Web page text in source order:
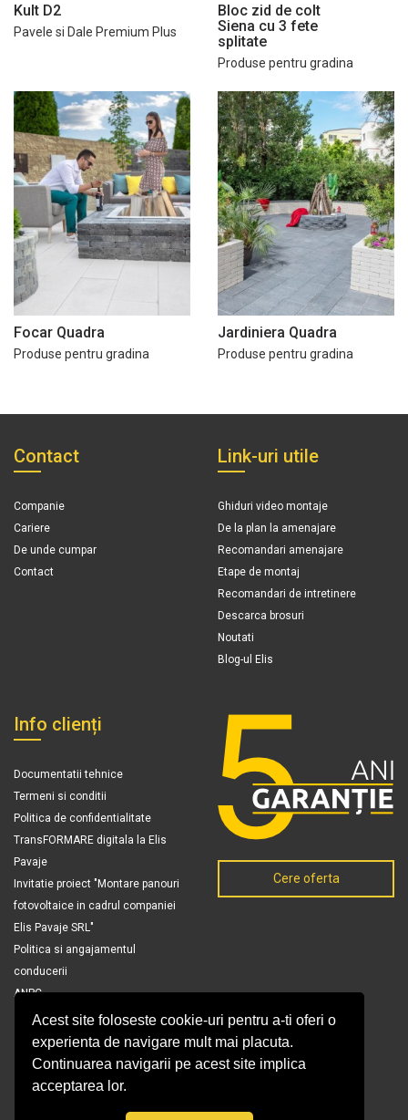
Acest site foloseste cookie-uri pentru a-ti oferi o
experienta de navigare mult mai placuta.
Continuarea navigarii pe acest site implica
acceptarea lor.
Kult D2
Pavele si Dale Premium Plus
Bloc zid de colt
Siena cu 3 fete
splitate
Produse pentru gradina
Focar Quadra
Produse pentru gradina
Jardiniera Quadra
Produse pentru gradina
Contact
Companie
Cariere
De unde cumpar
Contact
Link-uri utile
Ghiduri video montaje
De la plan la amenajare
Recomandari amenajare
Etape de montaj
Recomandari de intretinere
Descarca brosuri
Noutati
Blog-ul Elis
Info clienți
Documentatii tehnice
Termeni si conditii
Politica de confidentialitate
TransFORMARE digitala la Elis
Pavaje
Invitatie proiect "Montare panouri
fotovoltaice in cadrul companiei
Elis Pavaje SRL"
Politica si angajamentul
conducerii
ANPC
Cere oferta